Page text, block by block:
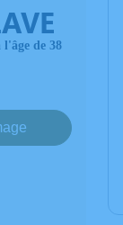
l'âge de 38